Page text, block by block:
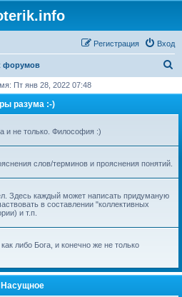
Вход
Регистрация
форумов
с
Пт янв 28, 2022 07:48
разума :-)
и не только. Философия :)
слов/терминов и прояснения понятий.
Здесь каждый может написать придуманую
в составлении "коллективных
и т.п.
либо Бога, и конечно же не только
Насущное